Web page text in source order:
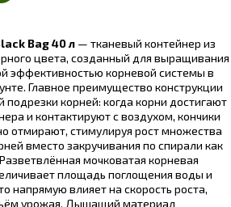
Bag 40 л — тканевый контейнер из
цвета, созданный для выращивания
эффективностью корневой системы в
Главное преимущество конструкции
корней: когда корни достигают
и контактируют с воздухом, кончики
отмирают, стимулируя рост множества
вместо закручивания по спирали как
мочковатая корневая
площадь поглощения воды и
напрямую влияет на скорость роста,
урожая. Дышащий материал